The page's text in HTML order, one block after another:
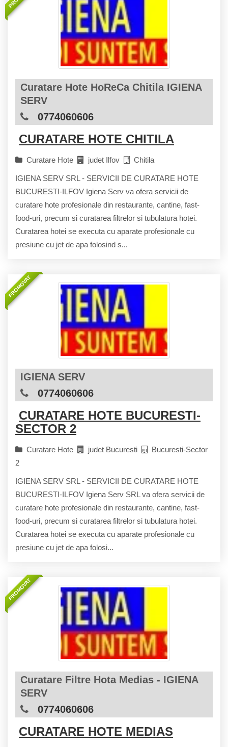
Curatare Hote HoReCa Chitila IGIENA
SERV
0774060606
CURATARE HOTE CHITILA
Curatare Hote judet Ilfov Chitila
IGIENA SERV SRL - SERVICII DE CURATARE HOTE
BUCURESTI-ILFOV Igiena Serv va ofera servicii de
curatare hote profesionale din restaurante, cantine, fast-
food-uri, precum si curatarea filtrelor si tubulatura hotei.
Curatarea hotei se executa cu aparate profesionale cu
presiune cu jet de apa folosind s...
PROMOVAT
IGIENA SERV
0774060606
CURATARE HOTE BUCURESTI-
SECTOR 2
Curatare Hote judet Bucuresti
Bucuresti-Sector
2
IGIENA SERV SRL - SERVICII DE CURATARE HOTE
BUCURESTI-ILFOV Igiena Serv SRL va ofera servicii de
curatare hote profesionale din restaurante, cantine, fast-
food-uri, precum si curatarea filtrelor si tubulatura hotei.
Curatarea hotei se executa cu aparate profesionale cu
presiune cu jet de apa folosi...
PROMOVAT
Curatare Filtre Hota Medias - IGIENA
SERV
0774060606
CURATARE HOTE MEDIAS